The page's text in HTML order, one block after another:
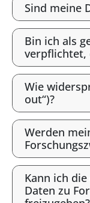
Sind meine
Bin ich als
verpflichtet,
Wie
out“)?
Werden
Kann ich
Daten zu